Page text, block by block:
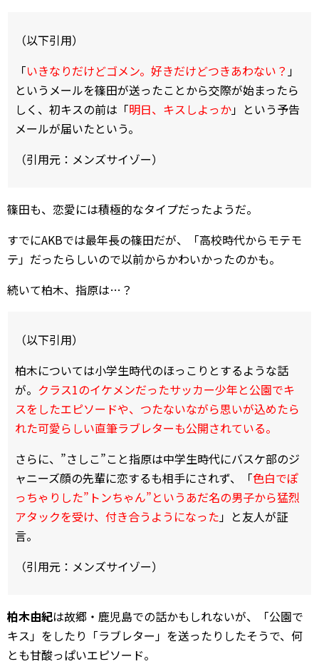
（以下引用）
「いきなりだけどゴメン。好きだけどつきあわない？」
というメールを篠田が送ったことから交際が始まったら
しく、初キスの前は「明日、キスしよっか」という予告
メールが届いたという。
（引用元：メンズサイゾー）
篠田も、恋愛には積極的なタイプだったようだ。
すでにAKBでは最年長の篠田だが、「高校時代からモテモ
テ」だったらしいので以前からかわいかったのかも。
続いて柏木、指原は…？
（以下引用）
柏木については小学生時代のほっこりとするような話
が。 クラス1のイケメンだったサッカー少年と公園でキ
スをしたエピソードや、つたないながら思いが込めたら
れた可愛らしい直筆ラブレターも公開されている。
さらに、”さしこ”こと指原は中学生時代にバスケ部のジ
ャニーズ顔の先輩に恋するも相手にされず、「色白でぽ
っちゃりした”トンちゃん”というあだ名の男子から猛烈
アタックを受け、付き合うようになった」と友人が証
言。
（引用元：メンズサイゾー）
柏木由紀は故郷・鹿児島での話かもしれないが、「公園で
キス」をしたり「ラブレター」を送ったりしたそうで、何
とも甘酸っぱいエピソード。